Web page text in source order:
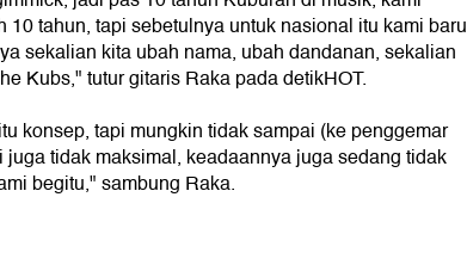
10 tahun, tapi sebetulnya untuk nasional itu kami baru
sekalian kita ubah nama, ubah dandanan, sekalian
Kubs," tutur gitaris Raka pada detikHOT.
konsep, tapi mungkin tidak sampai (ke penggemar
juga tidak maksimal, keadaannya juga sedang tidak
begitu," sambung Raka.